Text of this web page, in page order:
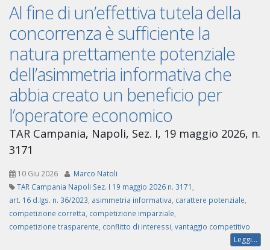
Al fine di un’effettiva tutela della
concorrenza è sufficiente la
natura prettamente potenziale
dell’asimmetria informativa che
abbia creato un beneficio per
l’operatore economico
TAR Campania, Napoli, Sez. I, 19 maggio 2026, n.
3171
10 Giu 2026
Marco Natoli
TAR Campania Napoli Sez. I 19 maggio 2026 n. 3171
art. 16 d.lgs. n. 36/2023 asimmetria informativa carattere potenziale
competizione corretta competizione imparziale
competizione trasparente conflitto di interessi vantaggio competitivo
Leggi...